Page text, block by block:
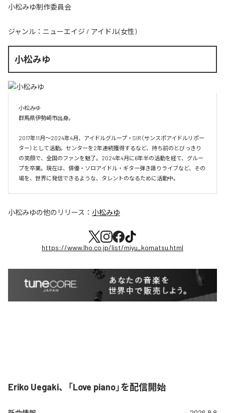
小松みゆ制作委員会
ジャンル： ニューエイジ / アイドル(女性)
小松みゆ
小松みゆ
群馬県伊勢崎市出身。
2017年11月〜2024年4月、アイドルグループ・SIR（サンスポアイドルリポー
ター）として活動。センターを2年連続獲得するなど、持ち前のとびっきり
の笑顔で、全国のファンを魅了。2024年4月に6年半の活動を経て、グルー
プを卒業。現在は、俳優・ソロアイドル・ギター弾き語りライブなど、その
場を、世界に発信できるような、タレントのなるために活動中。
小松みゆの他のリリース： 小松みゆ
https://www.lho.co.jp/list/miyu_komatsu.html
Eriko Uegaki、「Love piano」を配信開始